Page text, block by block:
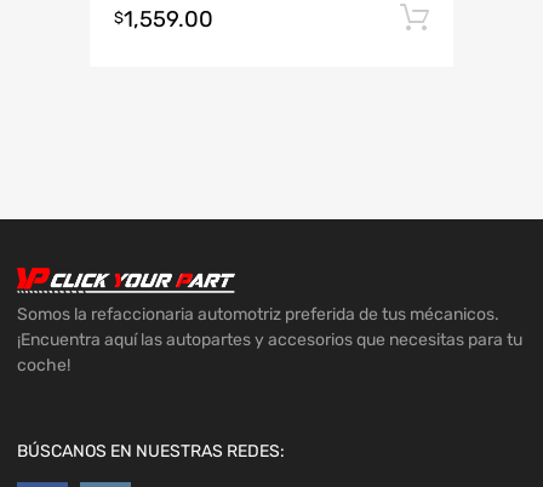
$1,559.00
Somos la refaccionaria automotriz preferida de tus mécanicos.
¡Encuentra aquí las autopartes y accesorios que necesitas para tu
coche!
BÚSCANOS EN NUESTRAS REDES: